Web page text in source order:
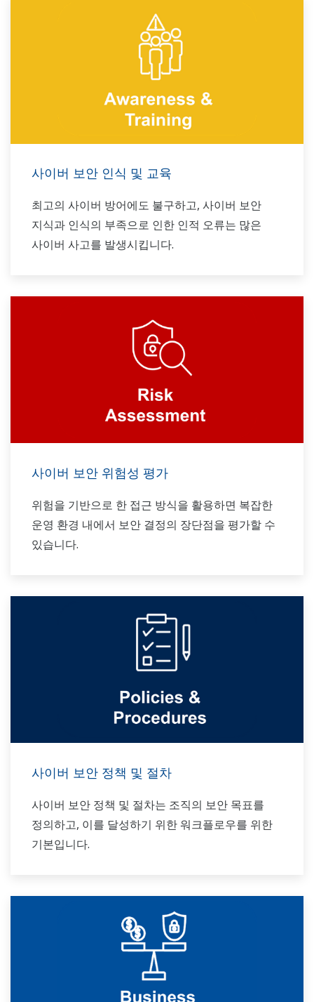
사이버 보안 인식 및 교육
최고의 사이버 방어에도 불구하고, 사이버 보안
지식과 인식의 부족으로 인한 인적 오류는 많은
사이버 사고를 발생시킵니다.
사이버 보안 위험성 평가
위험을 기반으로 한 접근 방식을 활용하면 복잡한
운영 환경 내에서 보안 결정의 장단점을 평가할 수
있습니다.
사이버 보안 정책 및 절차
사이버 보안 정책 및 절차는 조직의 보안 목표를
정의하고, 이를 달성하기 위한 워크플로우를 위한
기본입니다.